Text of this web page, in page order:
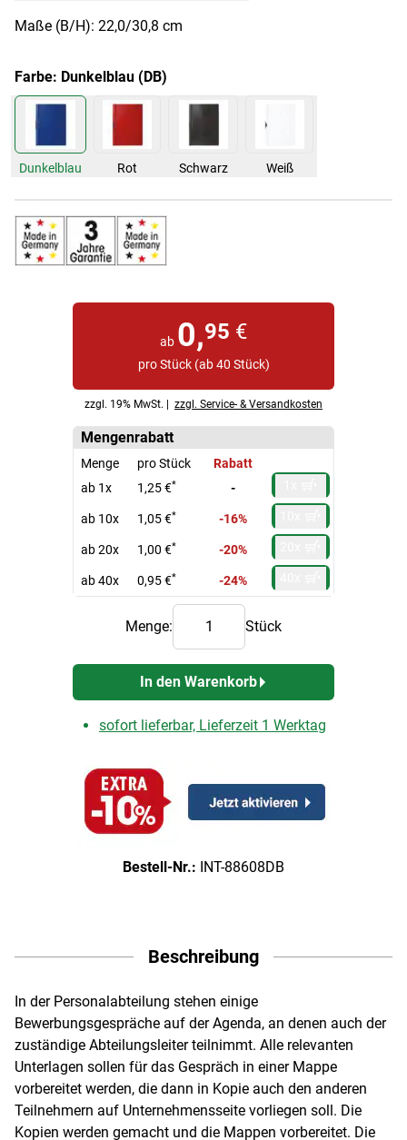
Maße (B/H): 22,0/30,8 cm
Farbe: Dunkelblau (DB)
Dunkelblau Rot Schwarz Weiß
ab 0,95 €
pro Stück (ab 40 Stück)
zzgl. 19% MwSt. | zzgl. Service- & Versandkosten
Mengenrabatt
Menge pro Stück
Rabatt
ab 1x
1,25 €* -
ab 10x 1,05 €* -16%
ab 20x 1,00 €* -20%
ab 40x 0,95 €* -24%
Menge: Stück
In den Warenkorb
sofort lieferbar, Lieferzeit 1 Werktag
Bestell-Nr.: INT-88608DB
Beschreibung
In der Personalabteilung stehen einige
Bewerbungsgespräche auf der Agenda, an denen auch der
zuständige Abteilungsleiter teilnimmt. Alle relevanten
Unterlagen sollen für das Gespräch in einer Mappe
vorbereitet werden, die dann in Kopie auch den anderen
Teilnehmern auf Unternehmensseite vorliegen soll. Die
Kopien werden gemacht und die Mappen vorbereitet. Die